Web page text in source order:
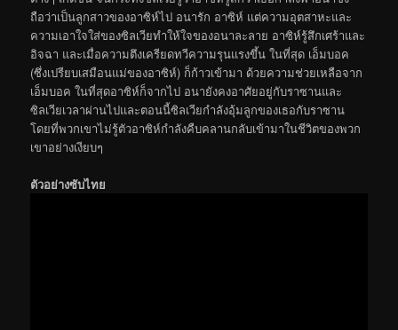
ถือว่าเป็นลูกสาวของอาซิห์ไป อนารัก อาซิห์ แต่ความอุตสาหะและ
ความเอาใจใส่ของซิลเวียทำให้ใจของอนาละลาย อาซิห์รู้สึกเศร้าและ
อิจฉา และเมื่อความตึงเครียดทวีความรุนแรงขึ้น ในที่สุด เอ็มบอค
(ซึ่งเปรียบเสมือนแม่ของอาซิห์) ก็ก้าวเข้ามา ด้วยความช่วยเหลือจาก
เอ็มบอค ในที่สุดอาซิห์ก็จากไป อนายังคงอาศัยอยู่กับราซานและ
ซิลเวียเวลาผ่านไปและตอนนี้ซิลเวียกำลังอุ้มลูกของเธอกับราซาน
โดยที่พวกเขาไม่รู้ตัวอาซิห์กำลังคืบคลานกลับเข้ามาในชีวิตของพวก
เขาอย่างเงียบๆ
ตัวอย่างซับไทย